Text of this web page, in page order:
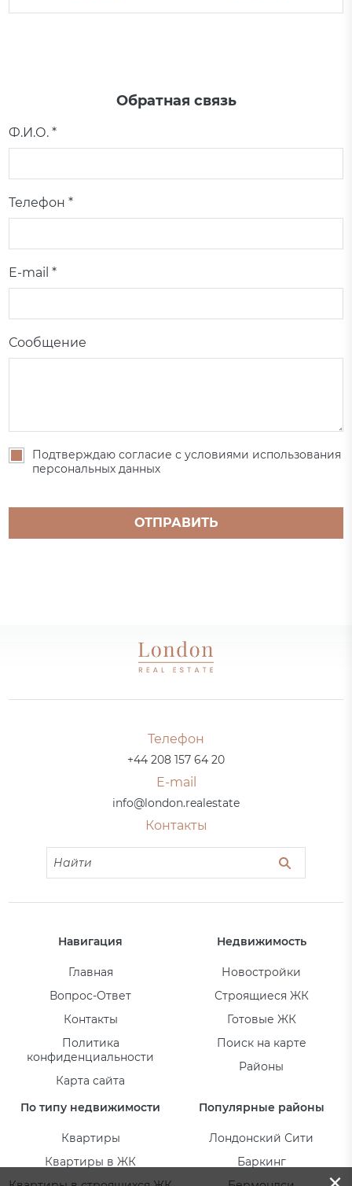
Обратная связь
Ф.И.О. *
Телефон *
E-mail *
Сообщение
Подтверждаю согласие с условиями использования
персональных данных
ОТПРАВИТЬ
Телефон
+44 208 157 64 20
E-mail
info@london.realestate
Контакты
Навигация
Главная
Вопрос-Ответ
Контакты
Политика
конфиденциальности
Карта сайта
Недвижимость
Новостройки
Строящиеся ЖК
Готовые ЖК
Поиск на карте
Районы
По типу недвижимости
Квартиры
Квартиры в ЖК
Популярные районы
Лондонский Сити
Баркинг